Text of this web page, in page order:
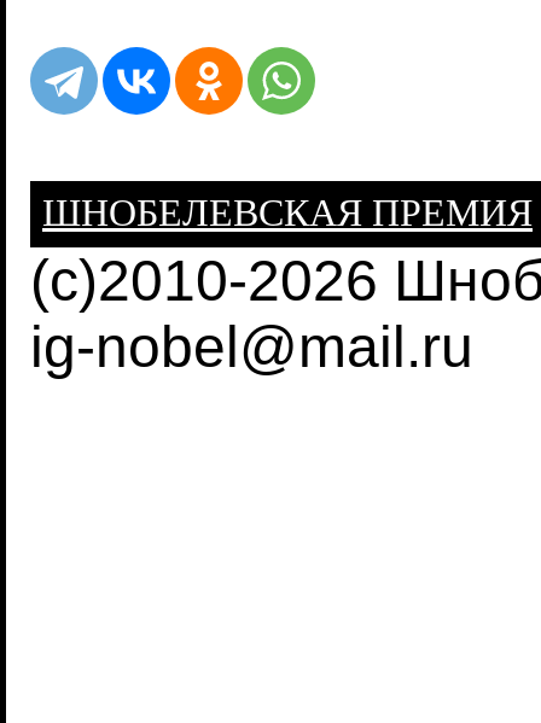
ШНОБЕЛЕВСКАЯ ПРЕМИЯ
(c)2010-2026
ig-nobel@mail.ru